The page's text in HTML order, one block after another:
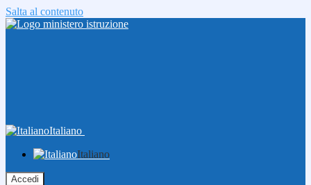
Salta al contenuto
Italiano
Italiano
Accedi